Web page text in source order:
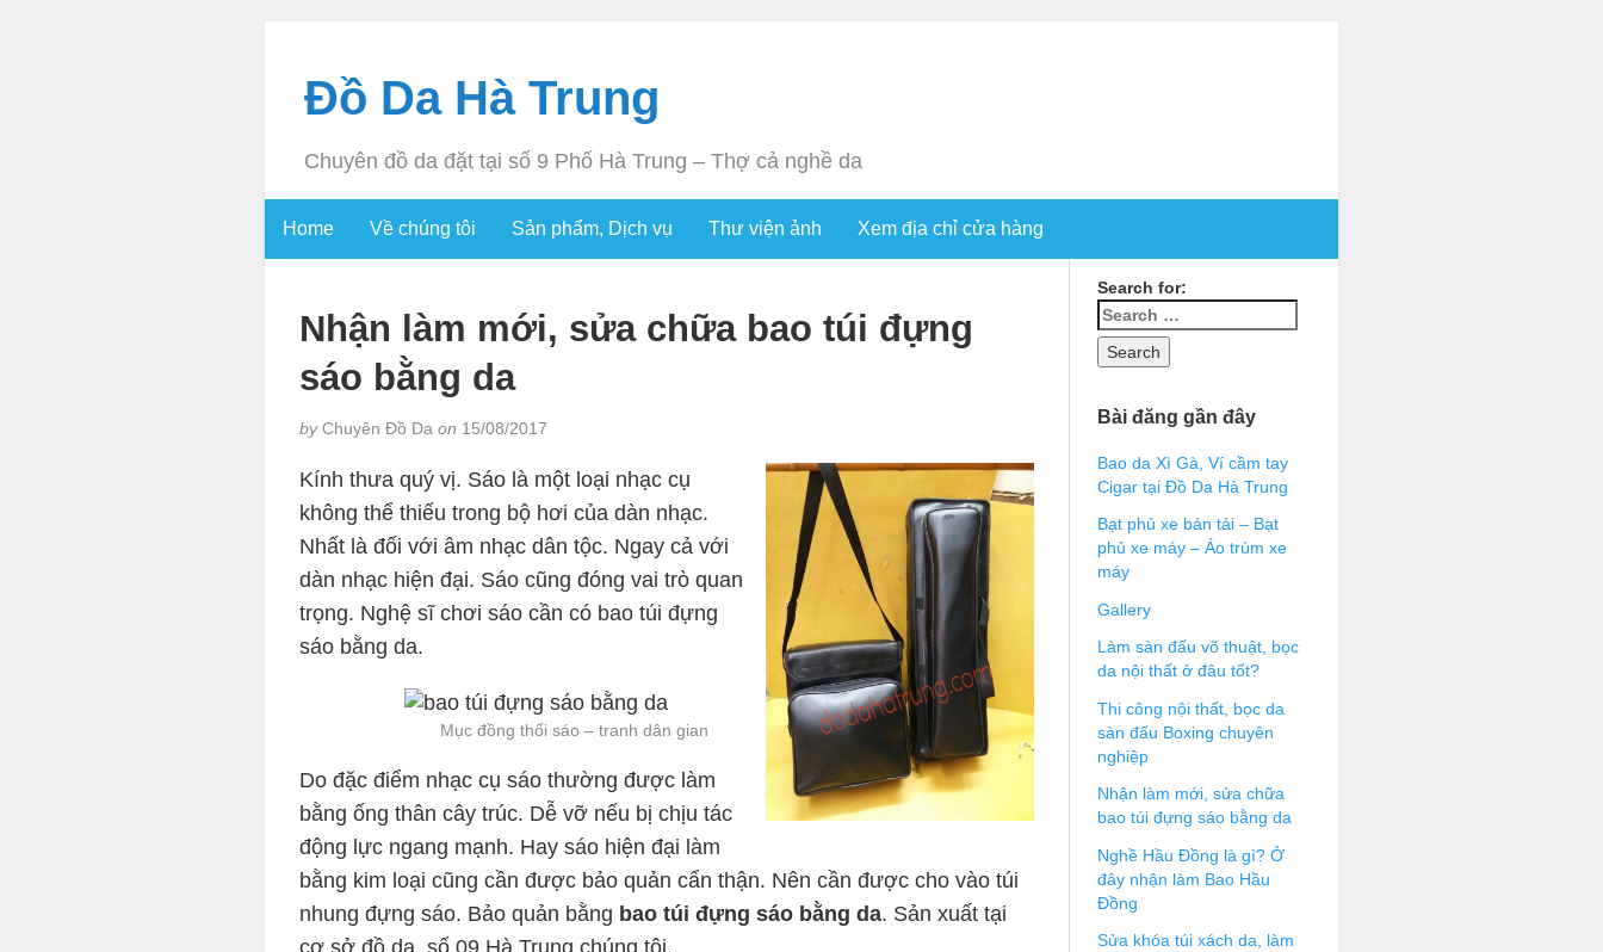
Đồ Da Hà Trung
Chuyên đồ da đặt tại số 9 Phố Hà Trung – Thợ cả nghề da
Home Về chúng tôi Sản phẩm, Dịch vụ Thư viện ảnh Xem địa chỉ cửa hàng
Nhận làm mới, sửa chữa bao túi đựng
sáo bằng da
byChuyên Đồ Da on 15/08/2017
Kính thưa quý vị. Sáo là một loại nhạc cụ
không thể thiếu trong bộ hơi của dàn nhạc.
Nhất là đối với âm nhạc dân tộc. Ngay cả với
dàn nhạc hiện đại. Sáo cũng đóng vai trò quan
trọng. Nghệ sĩ chơi sáo cần có bao túi đựng
sáo bằng da.
Mục đồng thổi sáo – tranh dân gian
Do đặc điểm nhạc cụ sáo thường được làm
bằng ống thân cây trúc. Dễ vỡ nếu bị chịu tác
động lực ngang mạnh. Hay sáo hiện đại làm
bằng kim loại cũng cần được bảo quản cẩn thận. Nên cần được cho vào túi
nhung đựng sáo. Bảo quản bằng bao túi đựng sáo bằng da. Sản xuất tại
cơ sở đồ da số 09 Hà Trung chúng tôi.
Search for:
Bài đăng gần đây
Bao da Xì Gà, Ví cầm tay
Cigar tại Đồ Da Hà Trung
Bạt phủ xe bán tải – Bạt
phủ xe máy – Áo trùm xe
máy
Gallery
Làm sàn đấu võ thuật, bọc
da nội thất ở đâu tốt?
Thi công nội thất, bọc da
sàn đấu Boxing chuyên
nghiệp
Nhận làm mới, sửa chữa
bao túi đựng sáo bằng da
Nghề Hầu Đồng là gì? Ở
đây nhận làm Bao Hầu
Đồng
Sửa khóa túi xách da, làm